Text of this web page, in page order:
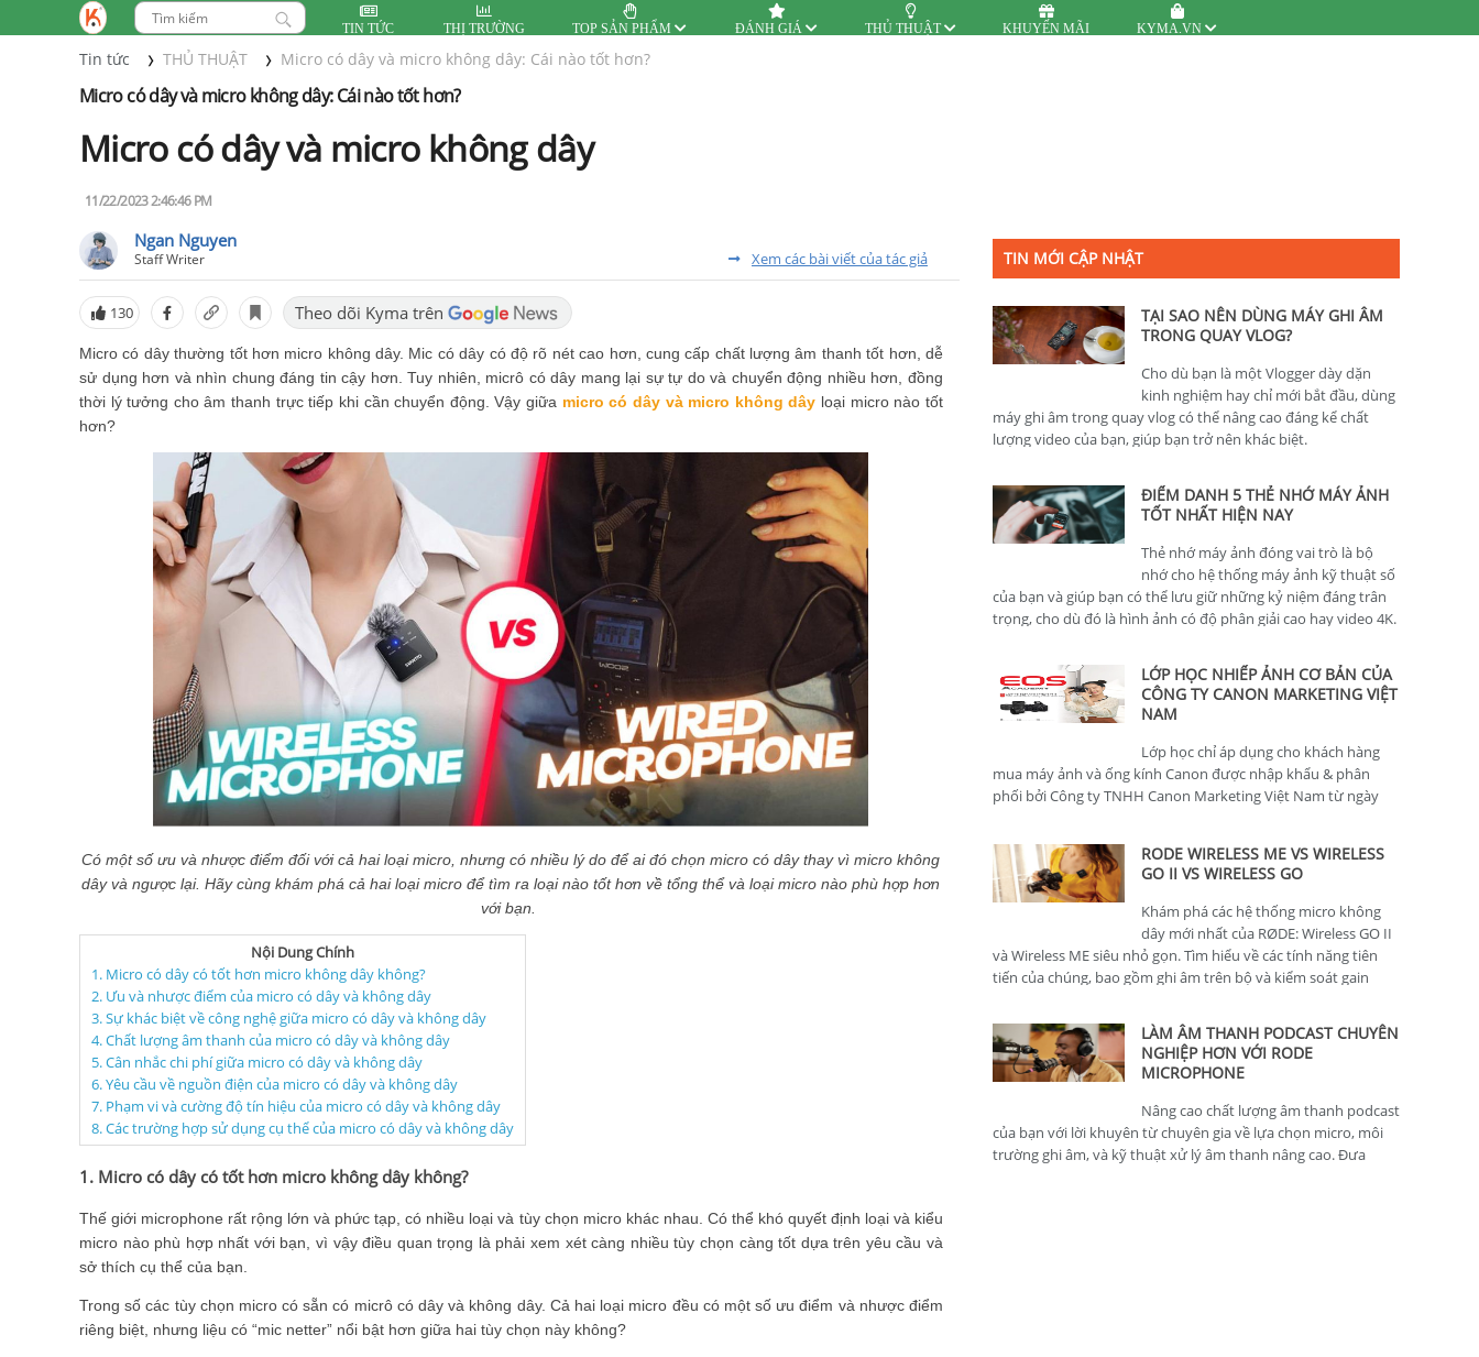
TIN TỨC THỊ TRƯỜNG TOP SẢN PHẨM ĐÁNH GIÁ THỦ THUẬT KHUYẾN MÃI KYMA.VN
Tin tức THỦ THUẬT Micro có dây và micro không dây: Cái nào tốt hơn?
Micro có dây và micro không dây: Cái nào tốt hơn?
Micro có dây và micro không dây
11/22/2023 2:46:46 PM
Ngan Nguyen
Staff Writer Xem các bài viết của tác giả
130 Theo dõi Kyma trên
Micro có dây thường tốt hơn micro không dây. Mic có dây có độ rõ nét cao hơn, cung cấp chất lượng âm thanh tốt hơn, dễ
sử dụng hơn và nhìn chung đáng tin cậy hơn. Tuy nhiên, micrô có dây mang lại sự tự do và chuyển động nhiều hơn, đồng
thời lý tưởng cho âm thanh trực tiếp khi cần chuyển động. Vậy giữa micro có dây và micro không dây loại micro nào tốt
hơn?
Có một số ưu và nhược điểm đối với cả hai loại micro, nhưng có nhiều lý do để ai đó chọn micro có dây thay vì micro không
dây và ngược lại. Hãy cùng khám phá cả hai loại micro để tìm ra loại nào tốt hơn về tổng thể và loại micro nào phù hợp hơn
với bạn.
Nội Dung Chính
1. Micro có dây có tốt hơn micro không dây không?
2. Ưu và nhược điểm của micro có dây và không dây
3. Sự khác biệt về công nghệ giữa micro có dây và không dây
4. Chất lượng âm thanh của micro có dây và không dây
5. Cân nhắc chi phí giữa micro có dây và không dây
6. Yêu cầu về nguồn điện của micro có dây và không dây
7. Phạm vi và cường độ tín hiệu của micro có dây và không dây
8. Các trường hợp sử dụng cụ thể của micro có dây và không dây
1. Micro có dây có tốt hơn micro không dây không?
Thế giới microphone rất rộng lớn và phức tạp, có nhiều loại và tùy chọn micro khác nhau. Có thể khó quyết định loại và kiểu
micro nào phù hợp nhất với bạn, vì vậy điều quan trọng là phải xem xét càng nhiều tùy chọn càng tốt dựa trên yêu cầu và
sở thích cụ thể của bạn.
Trong số các tùy chọn micro có sẵn có micrô có dây và không dây. Cả hai loại micro đều có một số ưu điểm và nhược điểm
riêng biệt, nhưng liệu có “mic netter” nổi bật hơn giữa hai tùy chọn này không?
TIN MỚI CẬP NHẬT
TẠI SAO NÊN DÙNG MÁY GHI ÂM
TRONG QUAY VLOG?
Cho dù bạn là một Vlogger dày dặn
kinh nghiệm hay chỉ mới bắt đầu, dùng
máy ghi âm trong quay vlog có thể nâng cao đáng kể chất
lượng video của bạn, giúp bạn trở nên khác biệt.
ĐIỂM DANH 5 THẺ NHỚ MÁY ẢNH
TỐT NHẤT HIỆN NAY
Thẻ nhớ máy ảnh đóng vai trò là bộ
nhớ cho hệ thống máy ảnh kỹ thuật số
của bạn và giúp bạn có thể lưu giữ những kỷ niệm đáng trân
trọng, cho dù đó là hình ảnh có độ phân giải cao hay video 4K.
LỚP HỌC NHIẾP ẢNH CƠ BẢN CỦA
CÔNG TY CANON MARKETING VIỆT
NAM
Lớp học chỉ áp dụng cho khách hàng
mua máy ảnh và ống kính Canon được nhập khẩu & phân
phối bởi Công ty TNHH Canon Marketing Việt Nam từ ngày
RODE WIRELESS ME VS WIRELESS
GO II VS WIRELESS GO
Khám phá các hệ thống micro không
dây mới nhất của RØDE: Wireless GO II
và Wireless ME siêu nhỏ gọn. Tìm hiểu về các tính năng tiên
tiến của chúng, bao gồm ghi âm trên bộ và kiểm soát gain
LÀM ÂM THANH PODCAST CHUYÊN
NGHIỆP HƠN VỚI RODE
MICROPHONE
Nâng cao chất lượng âm thanh podcast
của bạn với lời khuyên từ chuyên gia về lựa chọn micro, môi
trường ghi âm, và kỹ thuật xử lý âm thanh nâng cao. Đưa